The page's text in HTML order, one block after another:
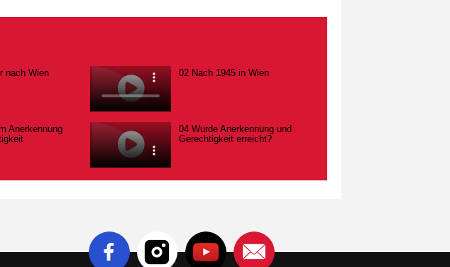
nach Wien 02 Nach 1945 in Wien
Anerkennung
04 Wurde Anerkennung und
Gerechtigkeit erreicht?